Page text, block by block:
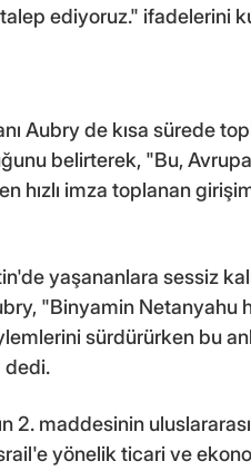
ediyoruz." ifadelerini
Aubry de kısa sürede
belirterek, "Bu,
hızlı imza toplanan
yaşananlara sessiz
"Binyamin Netanyahu
sürdürürken bu
dedi.
2. maddesinin
yönelik ticari ve